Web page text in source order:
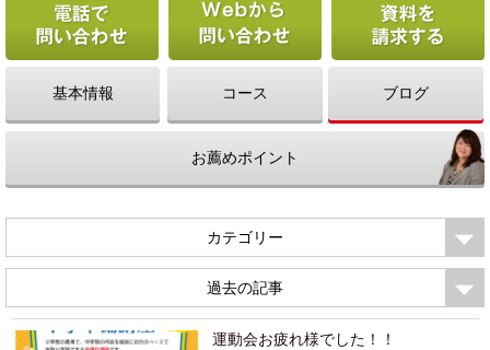
電話で問い合わせる Webから問い合わせ
基本情報 コース ブログ
お薦めポイント
カテゴリー
過去の記事
運動会お疲れ様でした！！